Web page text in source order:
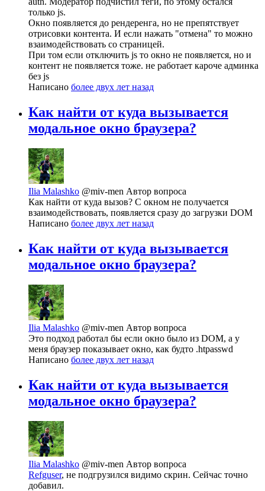
только js.
Окно появляется до рендеренга, но не препятствует
отрисовки контента. И если нажать "отмена" то можно
взаимодействовать со страницей.
При том если отключить js то окно не появляется, но и
контент не появляется тоже. не работает кароче админка
без js
Написано более двух лет назад
Как найти от куда вызывается
модальное окно браузера?
Ilia Malashko @miv-men Автор вопроса
Как найти от куда вызов? С окном не получается
взаимодействовать, появляется сразу до загрузки DOM
Написано более двух лет назад
Как найти от куда вызывается
модальное окно браузера?
Ilia Malashko @miv-men Автор вопроса
Это подход работал бы если окно было из DOM, а у
меня браузер показывает окно, как будто .htpasswd
Написано более двух лет назад
Как найти от куда вызывается
модальное окно браузера?
Ilia Malashko @miv-men Автор вопроса
Refguser, не подгрузился видимо скрин. Сейчас точно
добавил.